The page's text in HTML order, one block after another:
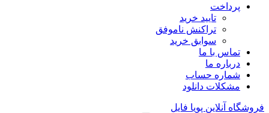
پرداخت
تایید خرید
تراکنش ناموفق
سوابق خرید
تماس با ما
درباره ما
شماره حساب
مشکلات دانلود
فروشگاه آنلاین پویا فایل